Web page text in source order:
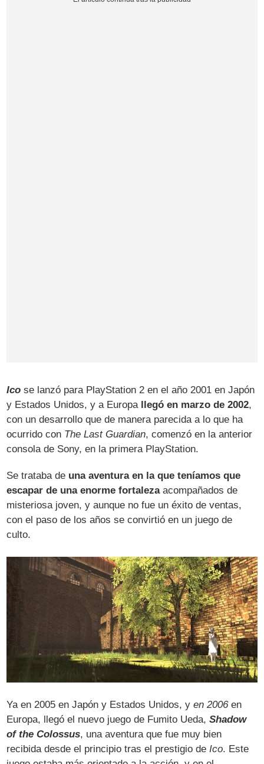
Ico se lanzó para PlayStation 2 en el año 2001 en Japón
y Estados Unidos, y a Europa llegó en marzo de 2002,
con un desarrollo que de manera parecida a lo que ha
ocurrido con The Last Guardian, comenzó en la anterior
consola de Sony, en la primera PlayStation.
Se trataba de una aventura en la que teníamos que
escapar de una enorme fortalezaacompañados de
misteriosa joven, y aunque no fue un éxito de ventas,
con el paso de los años se convirtió en un juego de
culto.
Ya en 2005 en Japón y Estados Unidos, yen 2006en
Europa, llegó el nuevo juego de Fumito Ueda,Shadow
of the Colossus, una aventura que fue muy bien
recibida desde el principio tras el prestigio deIco. Este